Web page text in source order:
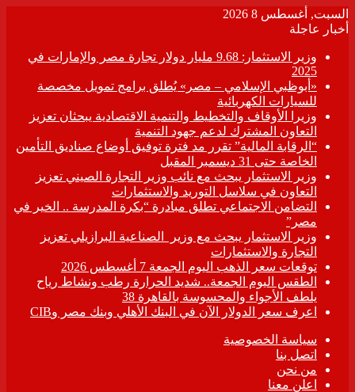
السبت, أغسطس 8 2026
أخبار عاجلة
وزير الاستثمار: 9.68 مليار دولار تجارة مصر والإمارات في
2025
«أبوظبي الإسلامي – مصر» يُطلق برامج تمويل مخصصة
للسيارات الكهربائية
وزيرا الأوقاف والتخطيط والتنمية الاقتصادية يبحثان تعزيز
التعاون المشترك لدعم جهود التنمية
“الرقابة المالية” تقرر مد فترة توفيق أوضاع صناديق التأمين
الخاصة حتى 31 ديسمبر المقبل
وزير الاستثمار يبحث مع نائب وزير التجارة الصيني تعزيز
التعاون في سلاسل التوريد والاستثمارات
التضامن الاجتماعي تطلق مبادرة “بكرة المدرسة .. الخير في
مصر”
وزير الاستثمار يبحث مع وزير الصناعية البرازيلي تعزيز
التجارة والاستثمارات
توقعات سعر الذهب اليوم الجمعة 7 أغسطس 2026
الطقس اليوم الجمعة.. شديد الحرارة رطب ونشاط رياح
يلطف الأجواء والمحسوسة بالقاهرة 38
اعرف سعر الدولار الآن في البنك الأهلي وبنك مصر وCIB
سياسة الخصوصية
اتصل بنا
من نحن
اعلن معنا